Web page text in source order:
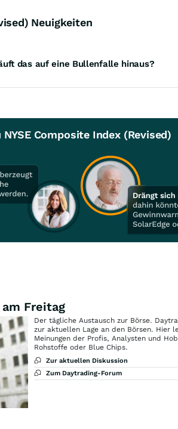
Neuigkeiten
das auf eine Bullenfalle hinaus?
Composite Index (Revised)
Freitag
Der tägliche Austausch zur Börse.
zur aktuellen Lage an den Börsen. Hier
Meinungen der Profis, Analysten und
Rohstoffe oder Blue Chips.
Zur aktuellen Diskussion
Zum Daytrading-Forum